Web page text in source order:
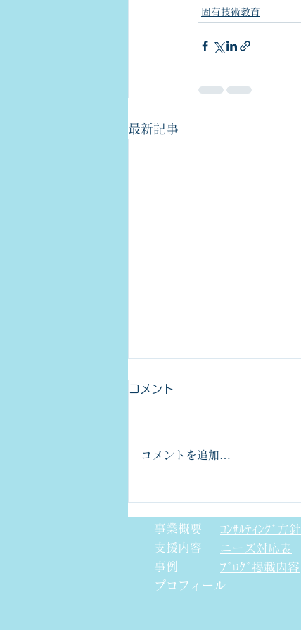
固有技術教育
最新記事
コメント
コメントを追加…
事業概要
支援内容
事例
プロフィール
ｺﾝｻﾙﾃｨﾝｸﾞ方針
​ニーズ対応表
ﾌﾞﾛｸﾞ掲載内容